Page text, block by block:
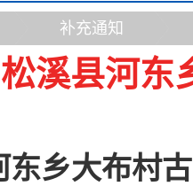
补充通知
松溪县河东
东乡大布村